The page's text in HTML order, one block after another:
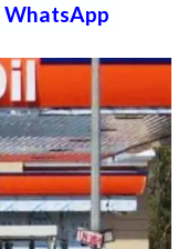
WhatsApp